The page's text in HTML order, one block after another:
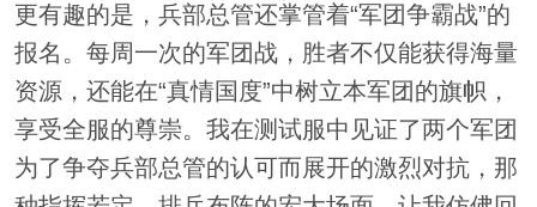
更有趣的是，兵部总管还掌管着“军团争霸战”的
报名。每周一次的军团战，胜者不仅能获得海量
资源，还能在“真情国度”中树立本军团的旗帜，
享受全服的尊崇。我在测试服中见证了两个军团
为了争夺兵部总管的认可而展开的激烈对抗，那